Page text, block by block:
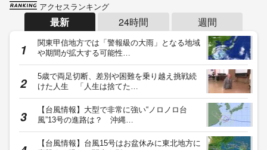
アクセスランキング
最新 24時間 週間
関東甲信地方では「警報級の大雨」となる地域
や期間が拡大する可能性…
5歳で両足切断、差別や困難を乗り越え挑戦続
けた人生 「人生は捨てた…
【台風情報】大型で非常に強い“ノロノロ台
風”13号の進路は？ 沖縄…
【台風情報】台風15号はお盆休みに東北地方に